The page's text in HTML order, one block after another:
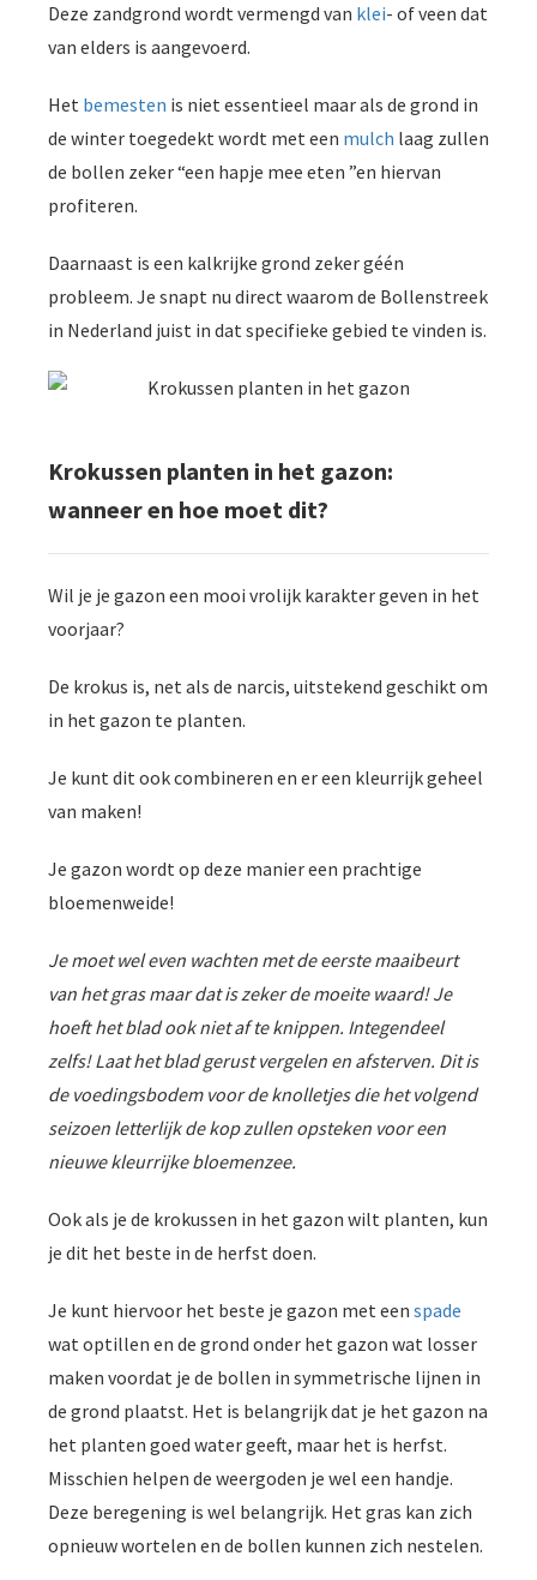
Deze zandgrond wordt vermengd van klei- of veen dat
van elders is aangevoerd.
Het bemesten is niet essentieel maar als de grond in
de winter toegedekt wordt met een mulch laag zullen
de bollen zeker “een hapje mee eten ”en hiervan
profiteren.
Daarnaast is een kalkrijke grond zeker géén
probleem. Je snapt nu direct waarom de Bollenstreek
in Nederland juist in dat specifieke gebied te vinden is.
Krokussen planten in het gazon:
wanneer en hoe moet dit?
Wil je je gazon een mooi vrolijk karakter geven in het
voorjaar?
De krokus is, net als de narcis, uitstekend geschikt om
in het gazon te planten.
Je kunt dit ook combineren en er een kleurrijk geheel
van maken!
Je gazon wordt op deze manier een prachtige
bloemenweide!
Je moet wel even wachten met de eerste maaibeurt
van het gras maar dat is zeker de moeite waard! Je
hoeft het blad ook niet af te knippen. Integendeel
zelfs! Laat het blad gerust vergelen en afsterven. Dit is
de voedingsbodem voor de knolletjes die het volgend
seizoen letterlijk de kop zullen opsteken voor een
nieuwe kleurrijke bloemenzee.
Ook als je de krokussen in het gazon wilt planten, kun
je dit het beste in de herfst doen.
Je kunt hiervoor het beste je gazon met een spade
wat optillen en de grond onder het gazon wat losser
maken voordat je de bollen in symmetrische lijnen in
de grond plaatst. Het is belangrijk dat je het gazon na
het planten goed water geeft, maar het is herfst.
Misschien helpen de weergoden je wel een handje.
Deze beregening is wel belangrijk. Het gras kan zich
opnieuw wortelen en de bollen kunnen zich nestelen.